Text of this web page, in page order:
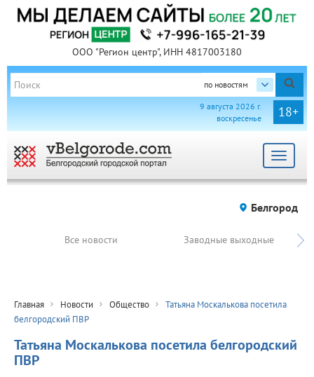
ООО "Регион центр", ИНН 4817003180
по новостям
18+
9 августа 2026 г.
воскресенье
Toggle
Белгород
Все новости Заводные выходные
Главная Новости Общество
Татьяна Москалькова посетила
белгородский ПВР
Татьяна Москалькова посетила белгородский
ПВР